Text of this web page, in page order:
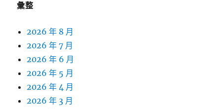
彙整
2026 年 8 月
2026 年 7 月
2026 年 6 月
2026 年 5 月
2026 年 4 月
2026 年 3 月